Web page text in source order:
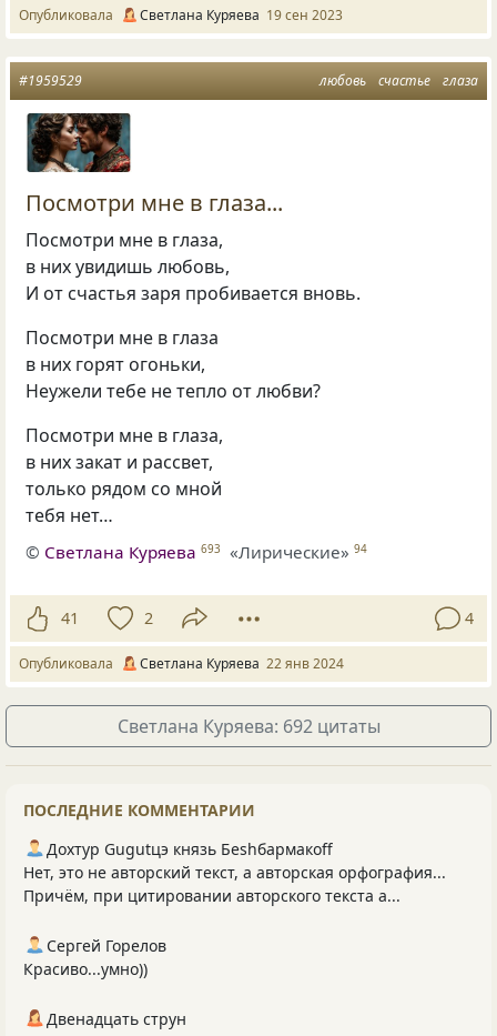
Опубликовала Светлана Куряева 19 сен 2023
любовь счастье глаза
#1959529
Посмотри мне в глаза...
Посмотри мне в глаза,
в них увидишь любовь,
И от счастья заря пробивается вновь.
Посмотри мне в глаза
в них горят огоньки,
Неужели тебе не тепло от любви?
Посмотри мне в глаза,
в них закат и рассвет,
только рядом со мной
тебя нет…
© Светлана Куряева 693 «Лирические» 94
41 2 4
Опубликовала Светлана Куряева 22 янв 2024
Светлана Куряева: 692 цитаты
ПОСЛЕДНИЕ КОММЕНТАРИИ
Дохтур Gugutцэ князь Беshбармакоff
Нет, это не авторский текст, а авторская орфография...
Причём, при цитировании авторского текста а...
Сергей Горелов
Красиво...умно))
Двенадцать струн